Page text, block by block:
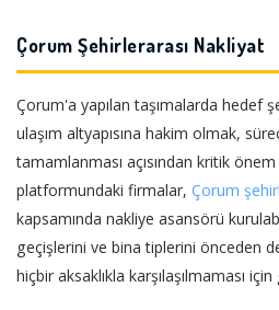
Çorum Şehirlerarası Nakliyat
Çorum'a yapılan taşımalarda hedef
ulaşım altyapısına hakim olmak,
tamamlanması açısından kritik önem
platformundaki firmalar, Çorum
kapsamında nakliye asansörü
geçişlerini ve bina tiplerini önceden
hiçbir aksaklıkla karşılaşılmaması